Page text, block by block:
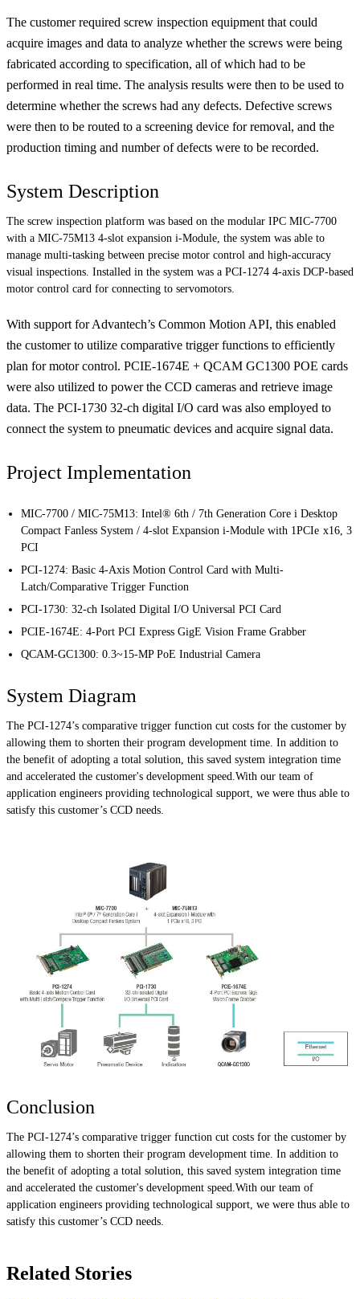
The customer required screw inspection equipment that could
acquire images and data to analyze whether the screws were being
fabricated according to specification, all of which had to be
performed in real time. The analysis results were then to be used to
determine whether the screws had any defects. Defective screws
were then to be routed to a screening device for removal, and the
production timing and number of defects were to be recorded.
System Description
The screw inspection platform was based on the modular IPC MIC-7700
with a MIC-75M13 4-slot expansion i-Module, the system was able to
manage multi-tasking between precise motor control and high-accuracy
visual inspections. Installed in the system was a PCI-1274 4-axis DCP-based
motor control card for connecting to servomotors.
With support for Advantech’s Common Motion API, this enabled
the customer to utilize comparative trigger functions to efficiently
plan for motor control. PCIE-1674E + QCAM GC1300 POE cards
were also utilized to power the CCD cameras and retrieve image
data. The PCI-1730 32-ch digital I/O card was also employed to
connect the system to pneumatic devices and acquire signal data.
Project Implementation
MIC-7700 / MIC-75M13: Intel® 6th / 7th Generation Core i Desktop
Compact Fanless System / 4-slot Expansion i-Module with 1PCIe x16, 3
PCI
PCI-1274: Basic 4-Axis Motion Control Card with Multi-
Latch/Comparative Trigger Function
PCI-1730: 32-ch Isolated Digital I/O Universal PCI Card
PCIE-1674E: 4-Port PCI Express GigE Vision Frame Grabber
QCAM-GC1300: 0.3~15-MP PoE Industrial Camera
System Diagram
The PCI-1274’s comparative trigger function cut costs for the customer by
allowing them to shorten their program development time. In addition to
the benefit of adopting a total solution, this saved system integration time
and accelerated the customer's development speed.With our team of
application engineers providing technological support, we were thus able to
satisfy this customer’s CCD needs.
Conclusion
The PCI-1274’s comparative trigger function cut costs for the customer by
allowing them to shorten their program development time. In addition to
the benefit of adopting a total solution, this saved system integration time
and accelerated the customer's development speed.With our team of
application engineers providing technological support, we were thus able to
satisfy this customer’s CCD needs.
Related Stories